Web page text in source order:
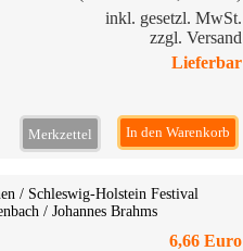
inkl. gesetzl. MwSt.
zzgl. Versand
Lieferbar
In den Warenkorb
Merkzettel
/ Schleswig-Holstein Festival
/ Johannes Brahms
6,66 Euro